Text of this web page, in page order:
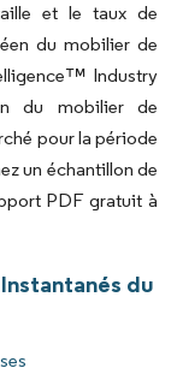
et le taux de
du mobilier de
Industry
du mobilier de
pour la période
un échantillon de
PDF gratuit à
du